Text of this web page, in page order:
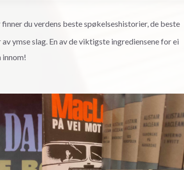
finner du verdens beste spøkelseshistorier, de beste
ymse slag. En av de viktigste ingrediensene for ei
innom!